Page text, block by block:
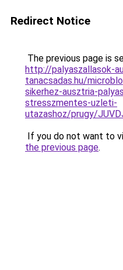
Redirect Notice
The previous page is
http://palyaszallasok-
tanacsadas.hu/
sikerhez-ausztria-
stresszmentes-uzleti-
utazashoz/prugy/
If you do not want to
the previous page.